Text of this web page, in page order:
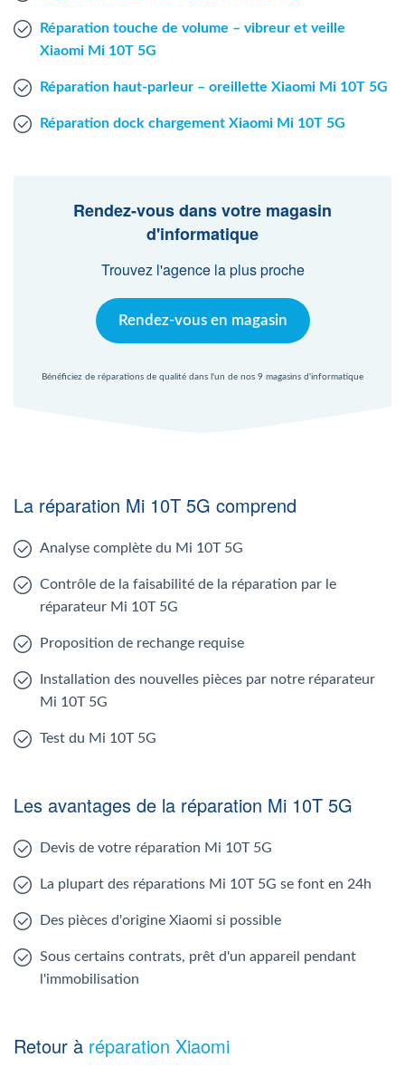
Réparation touche de volume – vibreur et veille
Xiaomi Mi 10T 5G
Réparation haut-parleur – oreillette Xiaomi Mi 10T 5G
Réparation dock chargement Xiaomi Mi 10T 5G
Rendez-vous dans votre magasin
d'informatique
Trouvez l'agence la plus proche
Rendez-vous en magasin
Bénéficiez de réparations de qualité dans l'un de nos 9 magasins d'informatique
La réparation Mi 10T 5G comprend
Analyse complète du Mi 10T 5G
Contrôle de la faisabilité de la réparation par le
réparateur Mi 10T 5G
Proposition de rechange requise
Installation des nouvelles pièces par notre réparateur
Mi 10T 5G
Test du Mi 10T 5G
Les avantages de la réparation Mi 10T 5G
Devis de votre réparation Mi 10T 5G
La plupart des réparations Mi 10T 5G se font en 24h
Des pièces d'origine Xiaomi si possible
Sous certains contrats, prêt d'un appareil pendant
l'immobilisation
Retour à réparation Xiaomi